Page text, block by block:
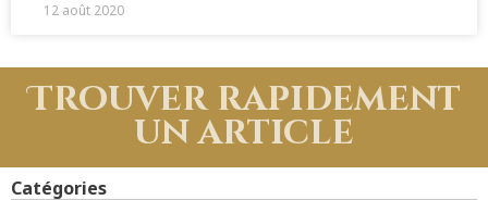
12 août 2020
Trouver rapidement
un article
Catégories